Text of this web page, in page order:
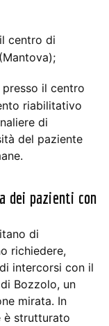
centro di
il centro
riabilitativo
di
del paziente
dei pazienti con
di
richiedere,
intercorsi con il
Bozzolo, un
mirata. In
è strutturato